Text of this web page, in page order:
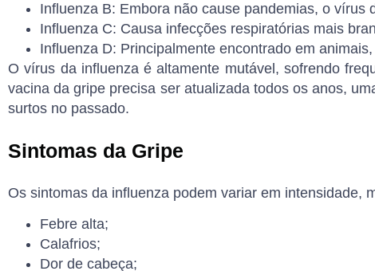
Influenza B: Embora não cause pandemias, o vírus
Influenza C: Causa infecções respiratórias mais
Influenza D: Principalmente encontrado em
O vírus da influenza é altamente mutável, sofrendo
vacina da gripe precisa ser atualizada todos os anos,
surtos no passado.
Sintomas da Gripe
Os sintomas da influenza podem variar em intensidade,
Febre alta;
Calafrios;
Dor de cabeça;